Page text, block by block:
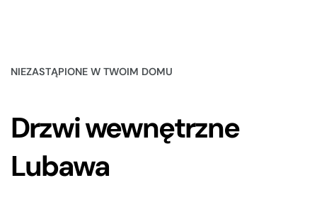
NIEZASTĄPIONE W TWOIM DOMU
Drzwi wewnętrzne
Lubawa